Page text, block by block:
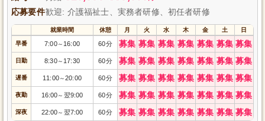
応募要件歓迎: 介護福祉士、実務者研修、初任者研修
就業時間 休憩 月 火 水 木 金 土 日
早番 7:00～ 16:00 60分 募集 募集 募集 募集 募集 募集 募集
日勤 8:30～ 17:30 60分 募集 募集 募集 募集 募集 募集 募集
遅番 11:00～20:00 60分 募集 募集 募集 募集 募集 募集 募集
夜勤 16:00～ 翌9:00 60分 募集 募集 募集 募集 募集 募集 募集
深夜 22:00～ 翌7:00 60分 募集 募集 募集 募集 募集 募集 募集